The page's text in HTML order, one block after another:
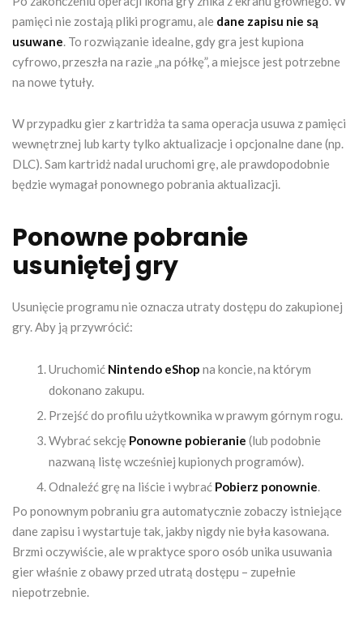
pamięci nie zostają pliki programu, ale dane zapisu nie są
usuwane . To rozwiązanie idealne, gdy gra jest kupiona
cyfrowo, przeszła na razie „na półkę”, a miejsce jest potrzebne
na nowe tytuły.
W przypadku gier z kartridża ta sama operacja usuwa z pamięci
wewnętrznej lub karty tylko aktualizacje i opcjonalne dane (np.
DLC). Sam kartridż nadal uruchomi grę, ale prawdopodobnie
będzie wymagał ponownego pobrania aktualizacji.
Ponowne pobranie
usuniętej gry
Usunięcie programu nie oznacza utraty dostępu do zakupionej
gry. Aby ją przywrócić:
Uruchomić Nintendo eShop na koncie, na którym
dokonano zakupu.
Przejść do profilu użytkownika w prawym górnym rogu.
Wybrać sekcję Ponowne pobieranie (lub podobnie
nazwaną listę wcześniej kupionych programów).
Odnaleźć grę na liście i wybrać Pobierz ponownie
Po ponownym pobraniu gra automatycznie zobaczy istniejące
dane zapisu i wystartuje tak, jakby nigdy nie była kasowana.
Brzmi oczywiście, ale w praktyce sporo osób unika usuwania
gier właśnie z obawy przed utratą dostępu – zupełnie
niepotrzebnie.